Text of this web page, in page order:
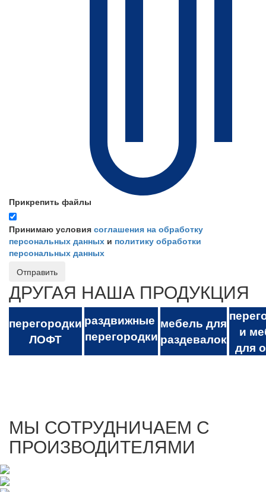
Прикрепить файлы
Принимаю условия соглашения на обработку
персональных данных и политику обработки
персональных данных
Отправить
ДРУГАЯ НАША ПРОДУКЦИЯ
перегородки
ЛОФТ
раздвижные
перегородки
мебель для
раздевалок
и
для
МЫ СОТРУДНИЧАЕМ С
ПРОИЗВОДИТЕЛЯМИ